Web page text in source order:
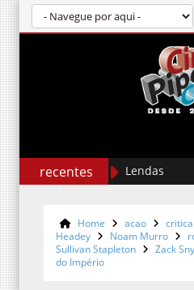
recentes
Karate Kid: Lendas
Home acao critica
Headey
Noam Murro
Sullivan Stapleton
Zack
do Império